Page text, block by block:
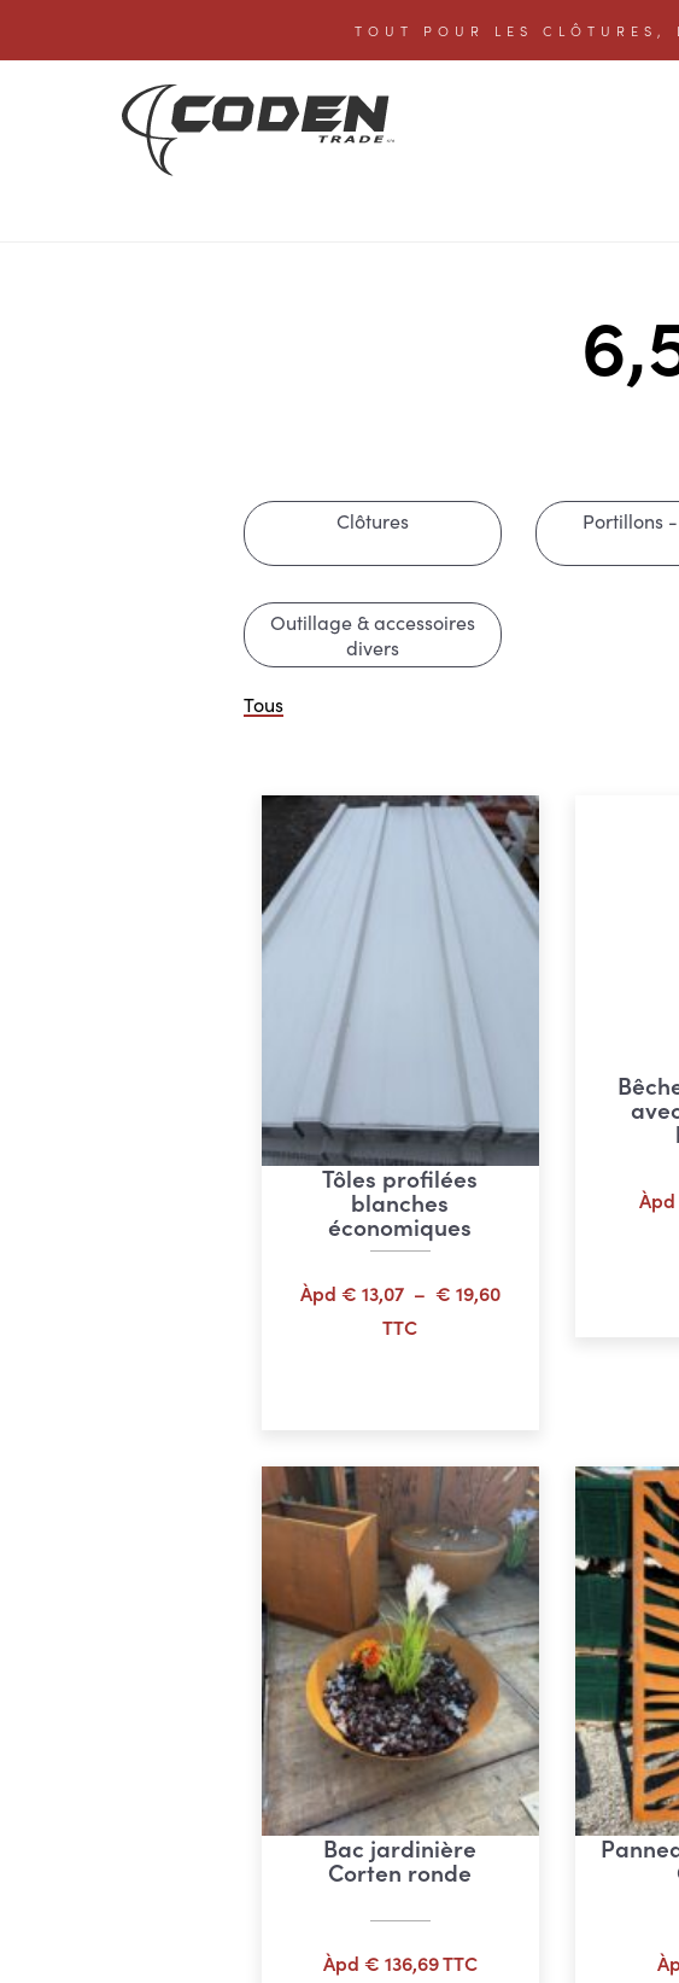
TOUT POUR LES CLÔTURES,
Clôtures Portillons
Outillage & accessoires
divers
Tous
Tôles profilées
blanches
économiques
Àpd € 13,07 – € 19,60Plage
€ 19,60
TTC
Àpd
Bac jardinière
Corten ronde
Àpd € 136,69TTC